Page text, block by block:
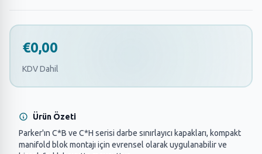
€0,00
KDV Dahil
Ürün Özeti
Parker'ın C*B ve C*H serisi darbe sınırlayıcı kapakları, kompakt
manifold blok montajı için evrensel olarak uygulanabilir ve